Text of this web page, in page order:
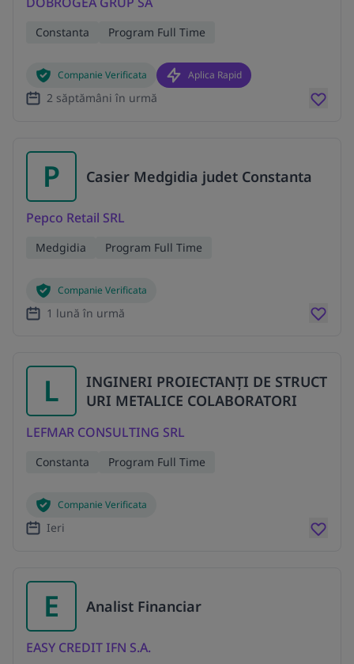
Constanta Program Full Time
Companie Verificata Aplica Rapid
2 săptămâni în urmă
P Casier Medgidia judet Constanta
Pepco Retail SRL
Medgidia Program Full Time
Companie Verificata
1 lună în urmă
L
INGINERI PROIECTANȚI DE STRUCT
URI METALICE COLABORATORI
LEFMAR CONSULTING SRL
Constanta Program Full Time
Companie Verificata
Ieri
E Analist Financiar
EASY CREDIT IFN S.A.